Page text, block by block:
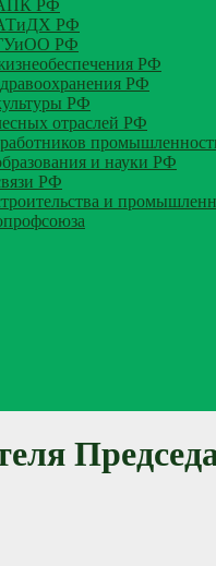
АПК РФ
АТиДХ РФ
ГУиОО РФ
РФ
РФ
РФ
отраслей РФ
и науки РФ
РФ
и